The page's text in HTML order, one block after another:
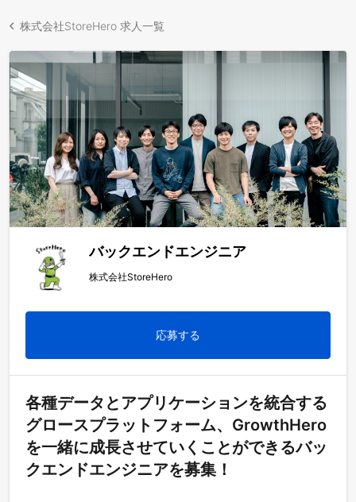
株式会社StoreHero 求人一覧
バックエンドエンジニア
株式会社StoreHero
応募する
各種データとアプリケーションを統合する
グロースプラットフォーム、GrowthHero
を一緒に成長させていくことができるバッ
クエンドエンジニアを募集！